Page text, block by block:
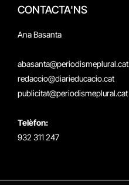
CONTACTA'NS
Ana Basanta
abasanta@periodismeplural.cat
redaccio@diarieducacio.cat
publicitat@periodismeplural.cat
Telèfon:
932 311 247